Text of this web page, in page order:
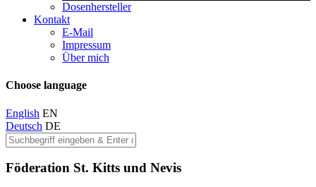
Dosenhersteller
Kontakt
E-Mail
Impressum
Über mich
Choose language
English EN
Deutsch DE
Föderation St. Kitts und Nevis